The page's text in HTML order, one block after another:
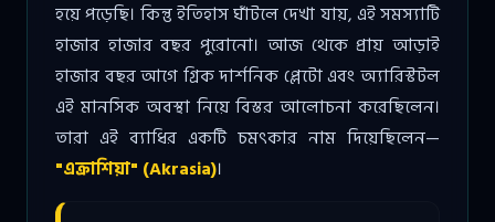
হয়ে পড়েছি। কিন্তু ইতিহাস ঘাঁটলে দেখা যায়, এই সমস্যাটি
হাজার হাজার বছর পুরোনো। আজ থেকে প্রায় আড়াই
হাজার বছর আগে গ্রিক দার্শনিক প্লেটো এবং অ্যারিস্টটল
এই মানসিক অবস্থা নিয়ে বিস্তর আলোচনা করেছিলেন।
তারা এই ব্যাধির একটি চমৎকার নাম দিয়েছিলেন—
"এক্রাশিয়া" (Akrasia)।